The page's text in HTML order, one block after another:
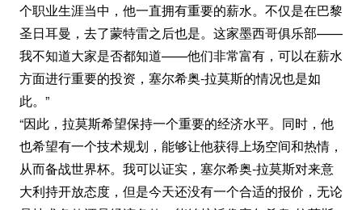
个职业生涯当中，他一直拥有重要的薪水。不仅是在巴黎
圣日耳曼，去了蒙特雷之后也是。这家墨西哥俱乐部——
我不知道大家是否都知道——他们非常富有，可以在薪水
方面进行重要的投资，塞尔希奥-拉莫斯的情况也是如
此。”
“因此，拉莫斯希望保持一个重要的经济水平。同时，他
也希望有一个技术规划，能够让他获得上场空间和热情，
从而备战世界杯。我可以证实，塞尔希奥-拉莫斯对来意
大利持开放态度，但是今天还没有一个合适的报价，无论